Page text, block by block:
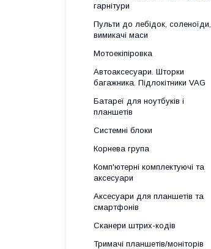
гарнітури
Пульти до лебідок, соленоїди,
вимикачі маси
Мотоекіпіровка
Автоаксесуари. Шторки
багажника. Підлокітники VAG
Батареї для ноутбуків і
планшетів
Системні блоки
Корнева група
Комп'ютерні комплектуючі та
аксесуари
Аксесуари для планшетів та
смартфонів
Сканери штрих-кодів
Тримачі планшетів/моніторів